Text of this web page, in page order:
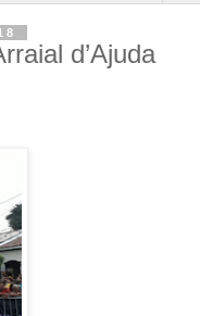
d’Ajuda